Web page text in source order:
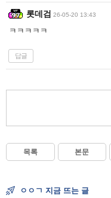
롯데검 26-05-20 13:43
ㅋㅋㅋㅋㅋ
답글
목록 본문
ㅇㅇㄱ 지금 뜨는 글